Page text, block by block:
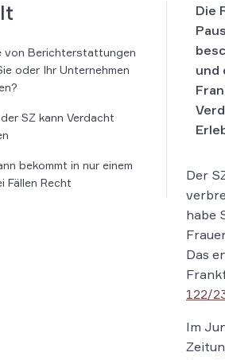
von Berichterstattungen
oder Ihr Unternehmen
SZ kann Verdacht
bekommt in nur einem
Fällen Recht
Die
und
Der
habe
Das
122/
Im